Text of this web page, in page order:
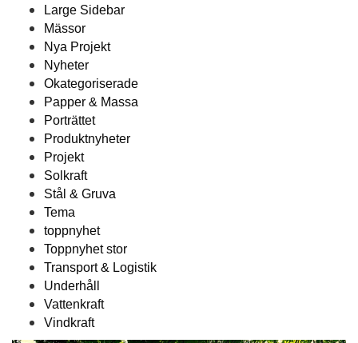
Large Sidebar
Mässor
Nya Projekt
Nyheter
Okategoriserade
Papper & Massa
Porträttet
Produktnyheter
Projekt
Solkraft
Stål & Gruva
Tema
toppnyhet
Toppnyhet stor
Transport & Logistik
Underhåll
Vattenkraft
Vindkraft